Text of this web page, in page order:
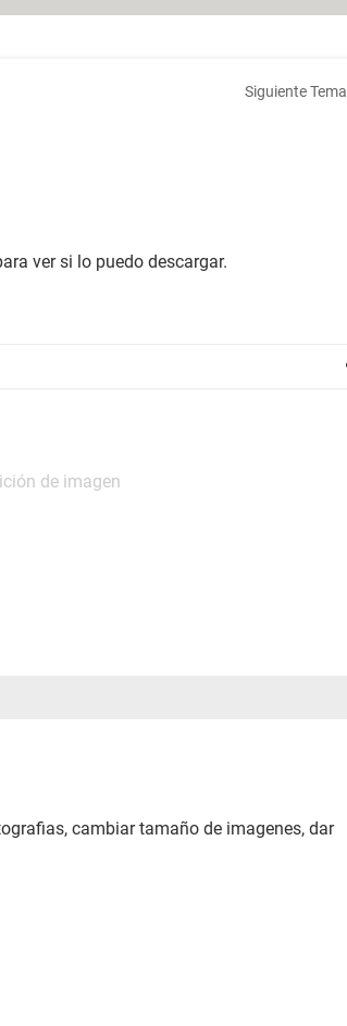
Siguiente Tema
ver si lo puedo descargar.
de imagen
cambiar tamaño de imagenes, dar